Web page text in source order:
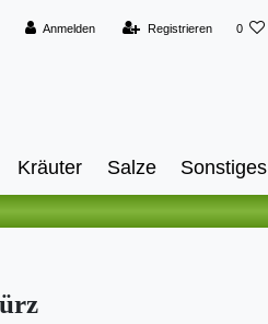
Anmelden Registrieren 0
Kräuter Salze Sonstiges